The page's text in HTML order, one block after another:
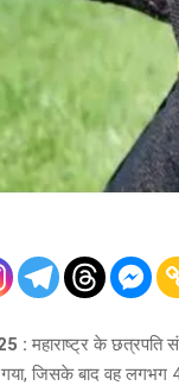
: महाराष्ट्र के
गया, जिसके बाद वह